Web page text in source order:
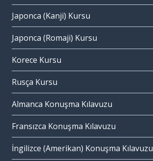
Japonca (Kanji) Kursu
Japonca (Romaji) Kursu
Korece Kursu
Rusça Kursu
Almanca Konuşma Kılavuzu
Fransızca Konuşma Kılavuzu
İngilizce (Amerikan) Konuşma Kılavuzu